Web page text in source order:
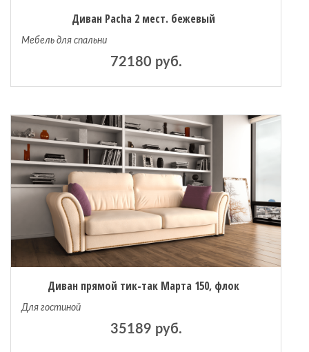
Диван Pacha 2 мест. бежевый
Мебель для спальни
72180 руб.
Диван прямой тик-так Марта 150, флок
Для гостиной
35189 руб.